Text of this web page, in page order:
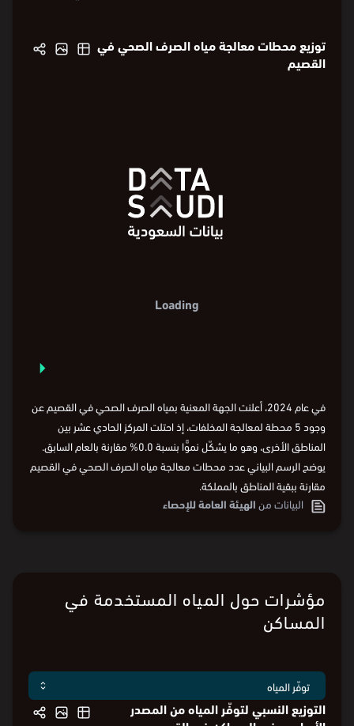
توزيع محطات معالجة مياه الصرف الصحي في
القصيم
⏵
Loading
في عام 2024، أعلنت الجهة المعنية بمياه الصرف الصحي في القصيم عن
وجود 5 محطة لمعالجة المخلفات، إذ احتلت المركز الحادي عشر بين
المناطق الأخرى، وهو ما يشكّل نموًّا بنسبة 0.0% مقارنة بالعام السابق.
يوضح الرسم البياني عدد محطات معالجة مياه الصرف الصحي في القصيم
مقارنة ببقية المناطق بالمملكة.
البيانات منالهيئة العامة للإحصاء
مؤشرات حول المياه المستخدمة في
المساكن
التوزيع النسبي لتوفّر المياه من المصدر